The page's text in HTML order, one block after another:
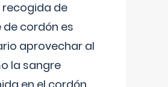
recogida de
de cordón es
aprovechar al
la sangre